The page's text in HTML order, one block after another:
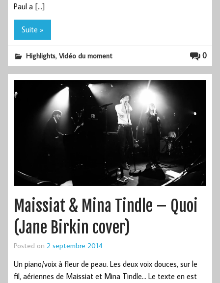
Paul a […]
Suite »
0
Highlights,Vidéo du moment
Maissiat & Mina Tindle – Quoi
(Jane Birkin cover)
Posted on 2 septembre 2014
Un piano/voix à fleur de peau. Les deux voix douces, sur le
fil, aériennes de Maissiat et Mina Tindle… Le texte en est